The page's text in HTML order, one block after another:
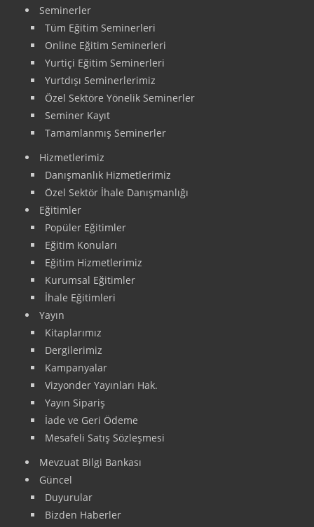
Seminerler
Tüm Eğitim Seminerleri
Online Eğitim Seminerleri
Yurtiçi Eğitim Seminerleri
Yurtdışı Seminerlerimiz
Özel Sektöre Yönelik Seminerler
Seminer Kayıt
Tamamlanmış Seminerler
Hizmetlerimiz
Danışmanlık Hizmetlerimiz
Özel Sektör İhale Danışmanlığı
Eğitimler
Popüler Eğitimler
Eğitim Konuları
Eğitim Hizmetlerimiz
Kurumsal Eğitimler
İhale Eğitimleri
Yayın
Kitaplarımız
Dergilerimiz
Kampanyalar
Vizyonder Yayınları Hak.
Yayın Sipariş
İade ve Geri Ödeme
Mesafeli Satış Sözleşmesi
Mevzuat Bilgi Bankası
Güncel
Duyurular
Bizden Haberler